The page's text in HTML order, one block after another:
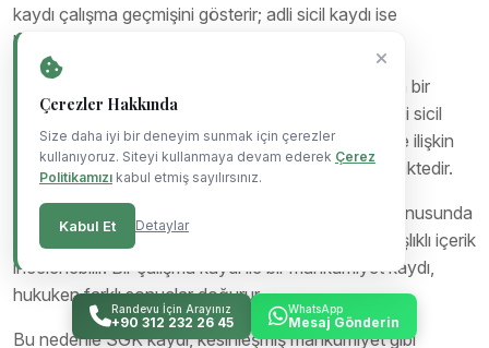
Randevu İçin Arayınız
+90 312 232 26 45
WhatsApp
Mesaj Gönderin
kaydı çalışma geçmişini gösterir; adli sicil kaydı ise
kesinleşmiş mahkûmiyet kayıtlarıyla ilgilidir.
SGK kaydı, kişinin sigortalı çalışma geçmişine ilişkin bir
veridir ve bir suç veya mahkûmiyet göstermez. Adli sicil
kaydı ise kişinin kesinleşmiş ceza mahkûmiyetlerine ilişkin
resmî bir kayıttır. Bu iki kavram, tamamen farklı niteliktedir.
Adli sicil kaydının güvenlik soruşturmasına etkisi konusunda
adli sicil kaydı güvenlik soruşturmasını etkiler mi başlıklı içerik
incelenebilir. Bir çalışma kaydı ile bir mahkûmiyet kaydı,
hukuken farklı sonuçlar doğurur.
Bu nedenle SGK kaydı, kesinleşmiş mahkûmiyet gibi
Çerezler Hakkında
Size daha iyi bir deneyim sunmak için çerezler
kullanıyoruz. Siteyi kullanmaya devam ederek Çerez
Politikamızı kabul etmiş sayılırsınız.
Kabul Et Detaylar